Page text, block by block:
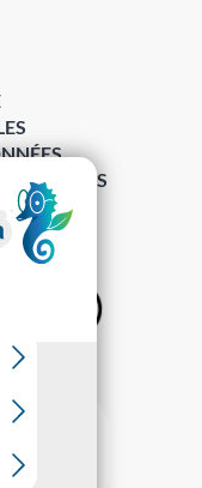
›
COOKIES